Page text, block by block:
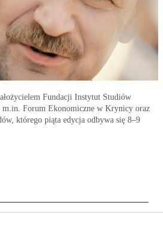
Fundacji Instytut Studiów
m.in. Forum Ekonomiczne w Krynicy oraz
którego piąta edycja odbywa się 8–9